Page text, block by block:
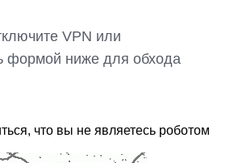
VPN или
формой ниже для обхода
что вы не являетесь роботом